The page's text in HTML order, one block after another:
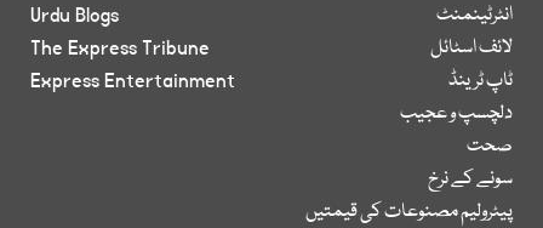
انٹرٹینمنٹ
لائف اسٹائل
ٹاپ ٹرینڈ
دلچسپ و عجیب
صحت
سونے کے نرخ
پیٹرولیم مصنوعات کی قیمتیں
Urdu Blogs
The Express Tribune
Express Entertainment